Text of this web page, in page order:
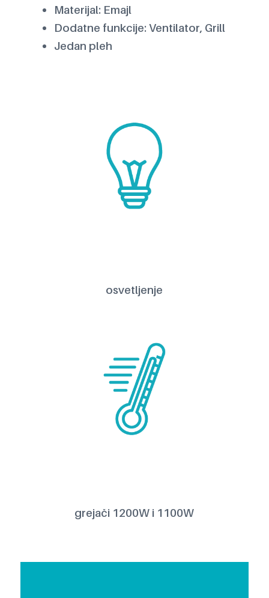
Materijal: Emajl
Dodatne funkcije: Ventilator, Grill
Jedan pleh
osvetljenje
grejači 1200W i 1100W